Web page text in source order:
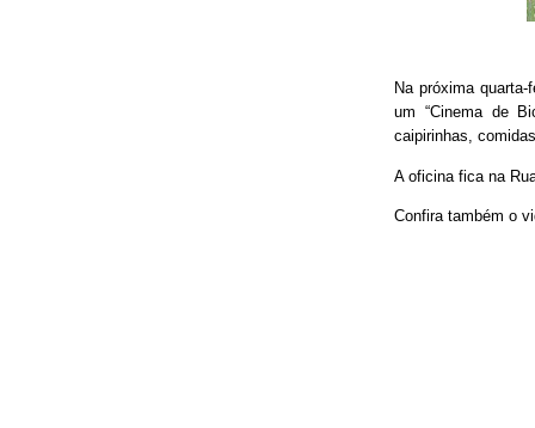
Na próxima
um “Cinema de
caipirinhas,
A oficina fica na
Confira também o